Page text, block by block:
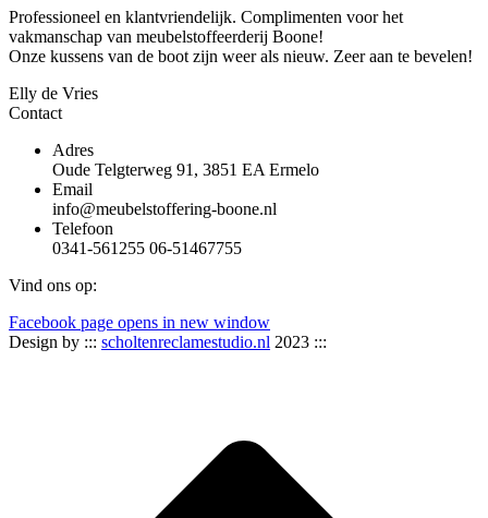
Professioneel en klantvriendelijk. Complimenten voor het
vakmanschap van meubelstoffeerderij Boone!
Onze kussens van de boot zijn weer als nieuw. Zeer aan te bevelen!
Elly de Vries
Contact
Adres
Oude Telgterweg 91, 3851 EA Ermelo
Email
info@meubelstoffering-boone.nl
Telefoon
0341-561255 06-51467755
Vind ons op:
Facebook page opens in new window
Design by ::: scholtenreclamestudio.nl 2023 :::